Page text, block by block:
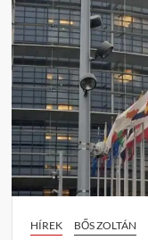
HÍREK BŐS ZOLTÁN